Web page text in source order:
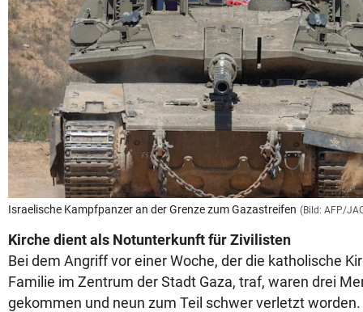
Israelische Kampfpanzer an der Grenze zum Gazastreifen (Bild: AFP/
Kirche dient als Notunterkunft für Zivilisten
Bei dem Angriff vor einer Woche, der die katholische
Familie im Zentrum der Stadt Gaza, traf, waren drei
gekommen und neun zum Teil schwer verletzt